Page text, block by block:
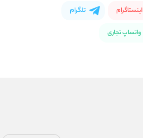
اینستاگرام تلگرام
واتساپ تجاری